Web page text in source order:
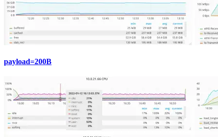
payload=200B